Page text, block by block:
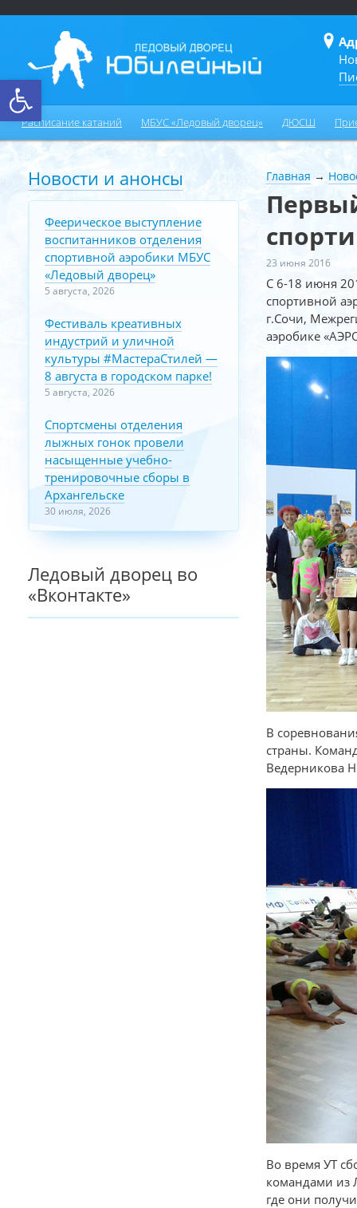
Открыть панель инструментов
Расписание катаний МБУС «Ледовый дворец» ДЮСШ
Главная →
23 июня 2016
С 6-18 июня
спортивной
г.Сочи,
аэробике
В
страны.
Ведерникова
Во время УТ
командами из
где они
Новости и анонсы
Феерическое выступление
воспитанников отделения
спортивной аэробики МБУС
«Ледовый дворец»
5 августа, 2026
Фестиваль креативных
индустрий и уличной
культуры #МастераСтилей —
8 августа в городском парке!
5 августа, 2026
Спортсмены отделения
лыжных гонок провели
насыщенные учебно-
тренировочные сборы в
Архангельске
30 июля, 2026
Ледовый дворец во
«Вконтакте»